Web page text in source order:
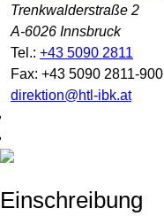
Trenkwalderstraße 2
A-6026 Innsbruck
Tel.: +43 5090 2811
Fax: +43 5090 2811-900
direktion@htl-ibk.at
Einschreibung